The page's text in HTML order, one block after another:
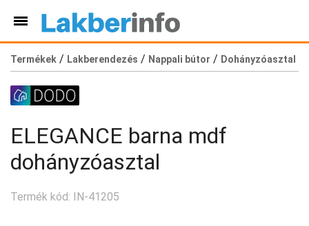
Termékek / Lakberendezés / Nappali bútor / Dohányzóasztal
ELEGANCE barna mdf
dohányzóasztal
Termék kód: IN-41205